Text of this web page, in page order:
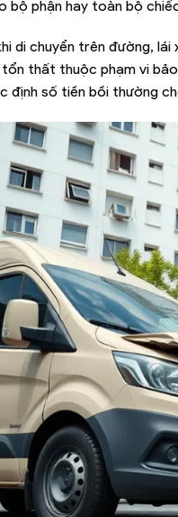
bộ phận hay toàn bộ
di chuyển trên đường,
tổn thất thuộc phạm vi
định số tiền bồi thường